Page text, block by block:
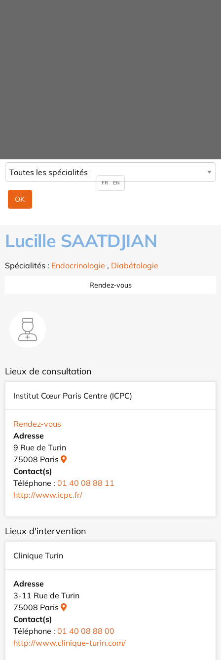
Lucille SAATDJIAN
Spécialités : Endocrinologie , Diabétologie
Rendez-vous
Lieux de consultation
Institut Cœur Paris Centre (ICPC)
Rendez-vous
Adresse
9 Rue de Turin
75008 Paris
Contact(s)
Téléphone : 01 40 08 88 11
http://www.icpc.fr/
Lieux d'intervention
Clinique Turin
Adresse
3-11 Rue de Turin
75008 Paris
Contact(s)
Téléphone : 01 40 08 88 00
http://www.clinique-turin.com/
FR EN